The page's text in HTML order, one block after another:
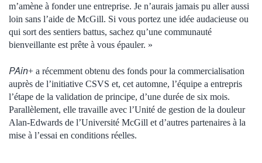
m’amène à fonder une entreprise. Je n’aurais jamais pu aller aussi
loin sans l’aide de McGill. Si vous portez une idée audacieuse ou
qui sort des sentiers battus, sachez qu’une communauté
bienveillante est prête à vous épauler. »
PAin+ a récemment obtenu des fonds pour la commercialisation
auprès de l’initiative CSVS et, cet automne, l’équipe a entrepris
l’étape de la validation de principe, d’une durée de six mois.
Parallèlement, elle travaille avec l’Unité de gestion de la douleur
Alan-Edwards de l’Université McGill et d’autres partenaires à la
mise à l’essai en conditions réelles.